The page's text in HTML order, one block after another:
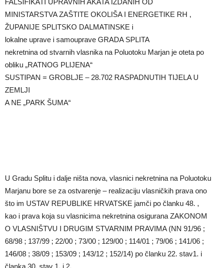
MINISTARSTVA ZAŠTITE OKOLIŠA I ENERGETIKE RH ,
ŽUPANIJE SPLITSKO DALMATINSKE i
lokalne uprave i samouprave GRADA SPLITA
nekretnina od stvarnih vlasnika na Poluotoku Marjan je oteta po
obliku „RATNOG PLIJENA“
SUSTIPAN = GROBLJE – 28.702 RASPADNUTIH TIJELA U
ZEMLJI
A NE „PARK ŠUMA“
U Gradu Splitu i dalje ništa nova, vlasnici nekretnina na Poluotoku
Marjanu bore se za ostvarenje – realizaciju vlasničkih prava ono
što im USTAV REPUBLIKE HRVATSKE jamči po članku 48. ,
kao i prava koja su vlasnicima nekretnina osigurana ZAKONOM
O VLASNIŠTVU I DRUGIM STVARNIM PRAVIMA (NN 91/96 ;
68/98 ; 137/99 ; 22/00 ; 73/00 ; 129/00 ; 114/01 ; 79/06 ; 141/06 ;
146/08 ; 38/09 ; 153/09 ; 143/12 ; 152/14) po članku 22. stav1. i
članka 30. stav 1. i 2.